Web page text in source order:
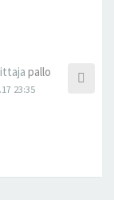
pallo
23:35